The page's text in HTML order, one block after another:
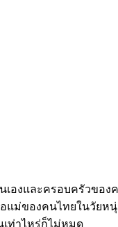
เองและครอบครัวของ
แม่ของคนไทยในวัยห
ท่าไหร่ก็ไม่หมด